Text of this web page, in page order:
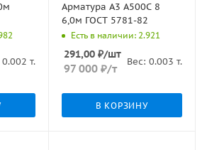
0.002 т.
Арматура А3 А500С 8
6,0м ГОСТ 5781-82
Есть в наличии: 2.921
291,00₽/шт
97 000₽/т
Вес: 0.003 т.
В КОРЗИНУ